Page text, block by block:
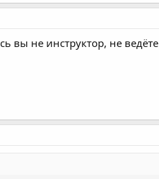
вы не инструктор, не